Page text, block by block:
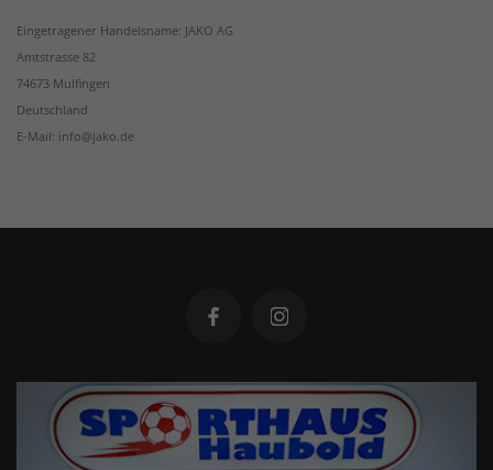
Eingetragener Handelsname: JAKO AG
Amtstrasse 82
74673 Mulfingen
Deutschland
E-Mail: info@jako.de